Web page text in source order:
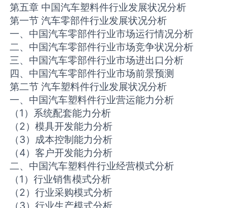
第五章 中国汽车塑料件行业发展状况分析
第一节 汽车零部件行业发展状况分析
一、中国汽车零部件行业市场运行情况分析
二、中国汽车零部件行业市场竞争状况分析
三、中国汽车零部件行业市场进出口分析
四、中国汽车零部件行业市场前景预测
第二节 汽车塑料件行业发展状况分析
一、中国汽车塑料件行业营运能力分析
（1）系统配套能力分析
（2）模具开发能力分析
（3）成本控制能力分析
（4）客户开发能力分析
二、中国汽车塑料件行业经营模式分析
（1）行业销售模式分析
（2）行业采购模式分析
（3）行业生产模式分析